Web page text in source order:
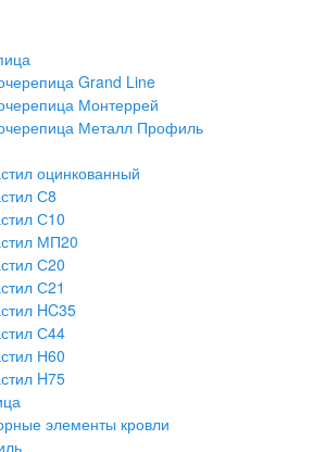
Grand Line
Монтеррей
Металл Профиль
оцинкованный
С8
С10
МП20
С20
С21
HC35
С44
Н60
H75
элементы кровли